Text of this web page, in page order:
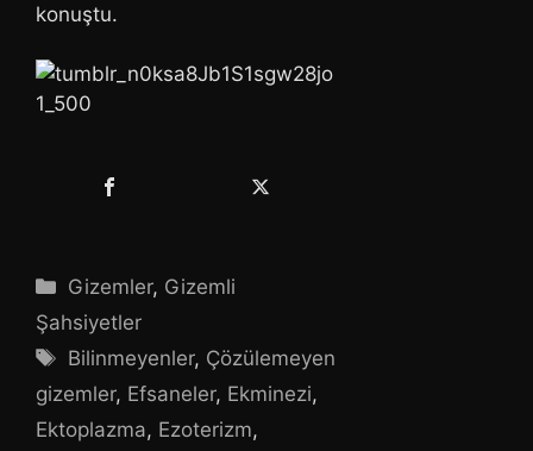
konuştu.
Kategoriler
Gizemler, Gizemli
Şahsiyetler
Etiketler
Bilinmeyenler, Çözülemeyen
gizemler, Efsaneler, Ekminezi,
Ektoplazma, Ezoterizm,